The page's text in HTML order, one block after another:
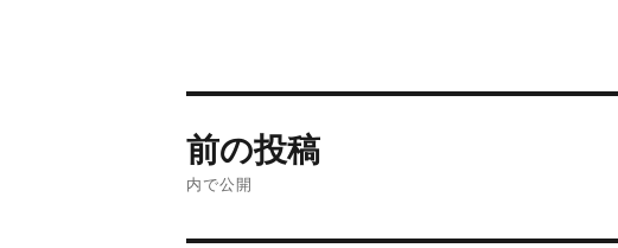
前の投稿
内で公開